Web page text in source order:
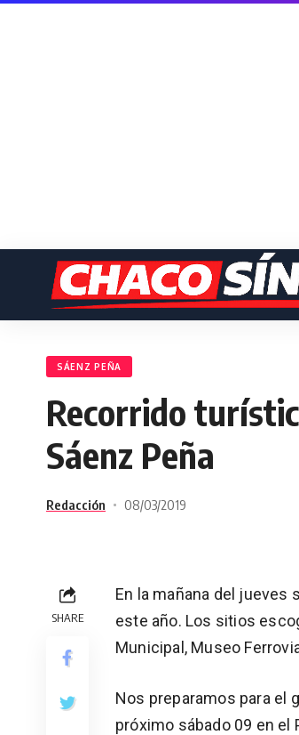
SÁENZ PEÑA
Recorrido
Sáenz Peña
Redacción 08/03/2019
SHARE
En la mañana del jueves
este año. Los sitios
Municipal, Museo
Nos preparamos para el
próximo sábado 09 en el